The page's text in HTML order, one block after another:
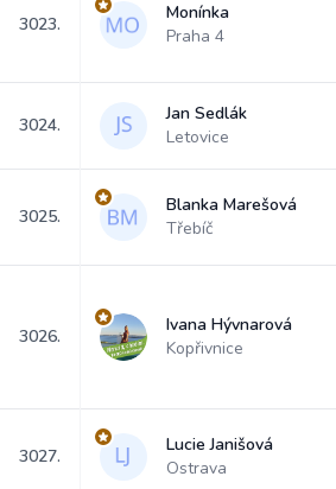
3023.
Monínka
Praha 4
3024.
Jan Sedlák
Letovice
3025.
Blanka Marešová
Třebíč
3026.
Ivana Hývnarová
Kopřivnice
3027.
Lucie Janišová
Ostrava